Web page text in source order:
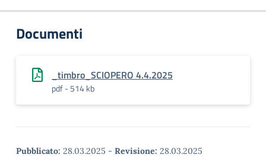
Documenti
_timbro_SCIOPERO 4.4.2025
pdf - 514 kb
Pubblicato: 28.03.2025 - Revisione: 28.03.2025